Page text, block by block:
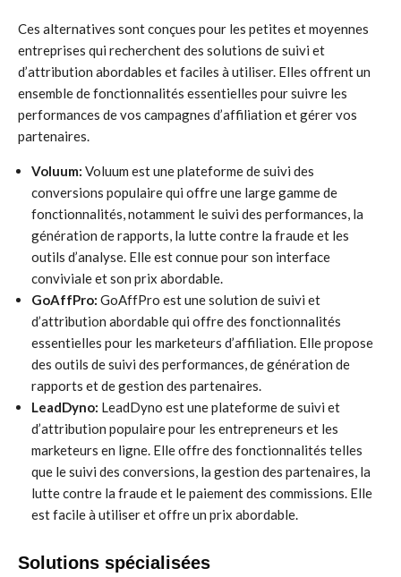
Ces alternatives sont conçues pour les petites et moyennes
entreprises qui recherchent des solutions de suivi et
d’attribution abordables et faciles à utiliser. Elles offrent un
ensemble de fonctionnalités essentielles pour suivre les
performances de vos campagnes d’affiliation et gérer vos
partenaires.
Voluum: Voluum est une plateforme de suivi des
conversions populaire qui offre une large gamme de
fonctionnalités, notamment le suivi des performances, la
génération de rapports, la lutte contre la fraude et les
outils d’analyse. Elle est connue pour son interface
conviviale et son prix abordable.
GoAffPro: GoAffPro est une solution de suivi et
d’attribution abordable qui offre des fonctionnalités
essentielles pour les marketeurs d’affiliation. Elle propose
des outils de suivi des performances, de génération de
rapports et de gestion des partenaires.
LeadDyno: LeadDyno est une plateforme de suivi et
d’attribution populaire pour les entrepreneurs et les
marketeurs en ligne. Elle offre des fonctionnalités telles
que le suivi des conversions, la gestion des partenaires, la
lutte contre la fraude et le paiement des commissions. Elle
est facile à utiliser et offre un prix abordable.
Solutions spécialisées